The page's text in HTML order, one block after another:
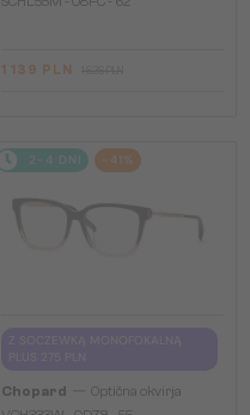
1 139 PLN
2-4 DNI -41%
Chopard
Optična okvirja